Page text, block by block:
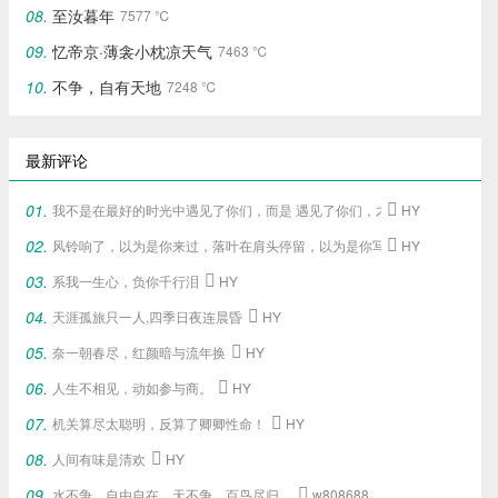
至汝暮年 7577 ℃
忆帝京·薄衾小枕凉天气 7463 ℃
不争，自有天地 7248 ℃
最新评论
我不是在最好的时光中遇见了你们，而是 遇见了你们， 才给了我这段最好
 HY
风铃响了，以为是你来过，落叶在肩头停留，以为是你写下的旧梦。
 HY
系我一生心，负你千行泪  HY
天涯孤旅只一人,四季日夜连晨昏  HY
奈一朝春尽，红颜暗与流年换  HY
人生不相见，动如参与商。
 HY
机关算尽太聪明，反算了卿卿性命！
 HY
人间有味是清欢  HY
水不争，自由自在，天不争，百鸟尽归，
 w808688